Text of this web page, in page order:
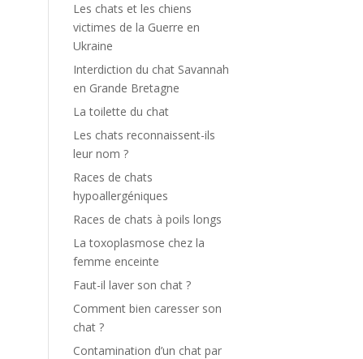
Les chats et les chiens
victimes de la Guerre en
Ukraine
Interdiction du chat Savannah
en Grande Bretagne
La toilette du chat
Les chats reconnaissent-ils
leur nom ?
Races de chats
hypoallergéniques
Races de chats à poils longs
La toxoplasmose chez la
femme enceinte
Faut-il laver son chat ?
Comment bien caresser son
chat ?
Contamination d’un chat par